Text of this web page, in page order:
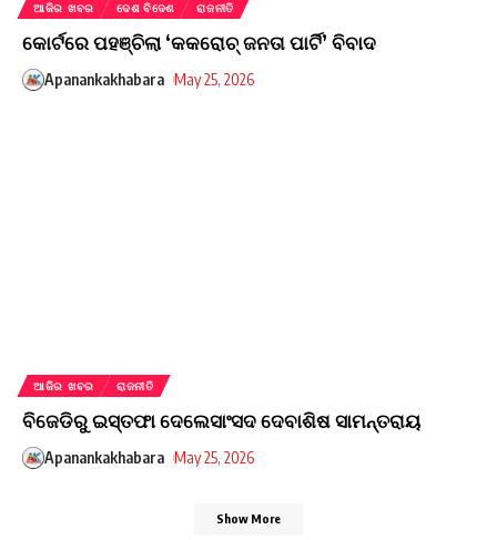
ଆଜିର ଖବର ଦେଶ ବିଦେଶ ରାଜନୀତି
କୋର୍ଟରେ ପହଞ୍ଚିଲା ‘କକରୋଚ୍ ଜନତା ପାର୍ଟି’ ବିବାଦ
Apanankakhabara May 25, 2026
ଆଜିର ଖବର ରାଜନୀତି
ବିଜେଡିରୁ ଇସ୍ତଫା ଦେଲେସାଂସଦ ଦେବାଶିଷ ସାମନ୍ତରାୟ
Apanankakhabara May 25, 2026
Show More